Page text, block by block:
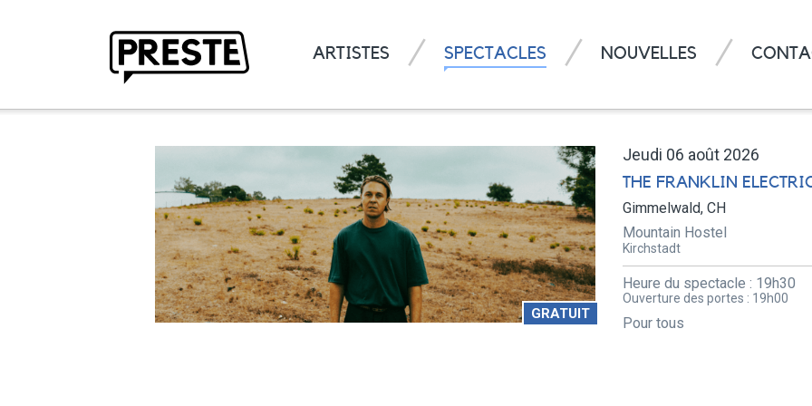
ARTISTES SPECTACLES NOUVELLES
GRATUIT
Jeudi 06 août 2026
THE FRANKLIN
Gimmelwald, CH
Mountain Hostel
Kirchstadt
Heure du spectacle : 19h30
Ouverture des portes : 19h00
Pour tous